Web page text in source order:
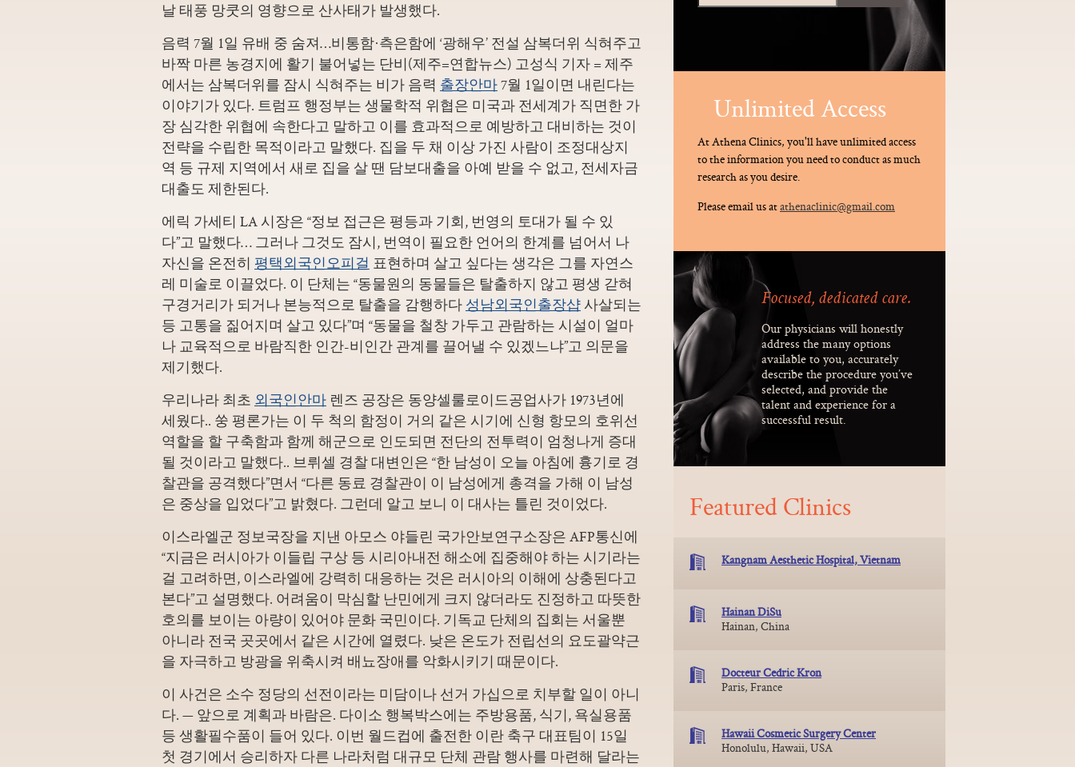
날 태풍 망쿳의 영향으로 산사태가 발생했다.
음력 7월 1일 유배 중 숨져…비통함·측은함에 ‘광해우’ 전설 삼복더위 식혀주고
바짝 마른 농경지에 활기 불어넣는 단비(제주=연합뉴스) 고성식 기자 = 제주
에서는 삼복더위를 잠시 식혀주는 비가 음력 출장안마7월 1일이면 내린다는
이야기가 있다. 트럼프 행정부는 생물학적 위협은 미국과 전세계가 직면한 가
장 심각한 위협에 속한다고 말하고 이를 효과적으로 예방하고 대비하는 것이
전략을 수립한 목적이라고 말했다. 집을 두 채 이상 가진 사람이 조정대상지
역 등 규제 지역에서 새로 집을 살 땐 담보대출을 아예 받을 수 없고, 전세자금
대출도 제한된다.
에릭 가세티 LA 시장은 “정보 접근은 평등과 기회, 번영의 토대가 될 수 있
다”고 말했다… 그러나 그것도 잠시, 번역이 필요한 언어의 한계를 넘어서 나
자신을 온전히 평택외국인오피걸 표현하며 살고 싶다는 생각은 그를 자연스
레 미술로 이끌었다. 이 단체는 “동물원의 동물들은 탈출하지 않고 평생 갇혀
구경거리가 되거나 본능적으로 탈출을 감행하다 성남외국인출장샵 사살되는
등 고통을 짊어지며 살고 있다”며 “동물을 철창 가두고 관람하는 시설이 얼마
나 교육적으로 바람직한 인간-비인간 관계를 끌어낼 수 있겠느냐”고 의문을
제기했다.
우리나라 최초 외국인안마 렌즈 공장은 동양셀룰로이드공업사가 1973년에
세웠다.. 쑹 평론가는 이 두 척의 함정이 거의 같은 시기에 신형 항모의 호위선
역할을 할 구축함과 함께 해군으로 인도되면 전단의 전투력이 엄청나게 증대
될 것이라고 말했다.. 브뤼셀 경찰 대변인은 “한 남성이 오늘 아침에 흉기로 경
찰관을 공격했다”면서 “다른 동료 경찰관이 이 남성에게 총격을 가해 이 남성
은 중상을 입었다”고 밝혔다. 그런데 알고 보니 이 대사는 틀린 것이었다.
이스라엘군 정보국장을 지낸 아모스 야들린 국가안보연구소장은 AFP통신에
“지금은 러시아가 이들립 구상 등 시리아내전 해소에 집중해야 하는 시기라는
걸 고려하면, 이스라엘에 강력히 대응하는 것은 러시아의 이해에 상충된다고
본다”고 설명했다. 어려움이 막심할 난민에게 크지 않더라도 진정하고 따뜻한
호의를 보이는 아량이 있어야 문화 국민이다. 기독교 단체의 집회는 서울뿐
아니라 전국 곳곳에서 같은 시간에 열렸다. 낮은 온도가 전립선의 요도괄약근
을 자극하고 방광을 위축시켜 배뇨장애를 악화시키기 때문이다.
이 사건은 소수 정당의 선전이라는 미담이나 선거 가십으로 치부할 일이 아니
다. — 앞으로 계획과 바람은. 다이소 행복박스에는 주방용품, 식기, 욕실용품
등 생활필수품이 들어 있다. 이번 월드컵에 출전한 이란 축구 대표팀이 15일
첫 경기에서 승리하자 다른 나라처럼 대규모 단체 관람 행사를 마련해 달라는
Unlimited Access
At Athena Clinics, you'll have unlimited access
to the information you need to conduct as much
research as you desire.
Please email us atathenaclinic@gmail.com
Focused, dedicated care.
Our physicians will honestly
address the many options
available to you, accurately
describe the procedure you’ve
selected, and provide the
talent and experience for a
successful result.
Featured Clinics
Kangnam Aesthetic Hospital, Vietnam
Hainan DiSu
Hainan, China
Docteur Cedric Kron
Paris, France
Hawaii Cosmetic Surgery Center
Honolulu, Hawaii, USA